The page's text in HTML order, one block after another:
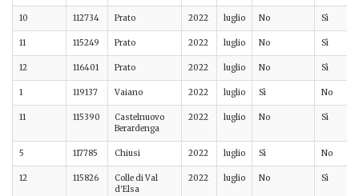
10 112734 Prato 2022 luglio No Sì
11 115249 Prato 2022 luglio No Sì
12 116401 Prato 2022 luglio No Sì
1 119137 Vaiano 2022 luglio Sì No
11 115390
Castelnuovo
Berardenga
2022 luglio No Sì
5 117785 Chiusi 2022 luglio Sì No
12 115826
Colle di Val
d'Elsa
2022 luglio No Sì